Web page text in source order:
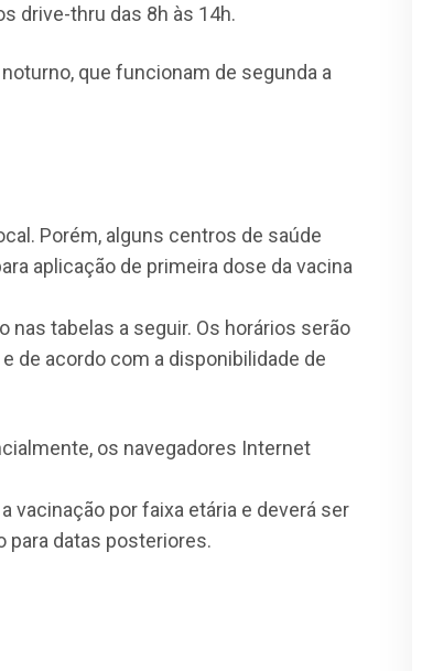
drive-thru das 8h às 14h.
que funcionam de segunda a
Porém, alguns centros de saúde
aplicação de primeira dose da vacina
tabelas a seguir. Os horários serão
de acordo com a disponibilidade de
os navegadores Internet
vacinação por faixa etária e deverá ser
para datas posteriores.